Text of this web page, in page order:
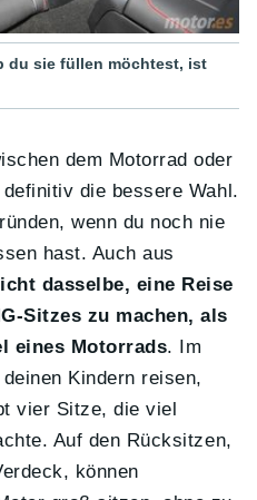
du sie füllen möchtest, ist
dem Motorrad oder
die bessere Wahl.
wenn du noch nie
hast. Auch aus
dasselbe, eine Reise
Sitzes zu machen, als
eines Motorrads. Im
Kindern reisen,
vier Sitze, die viel
Auf den Rücksitzen,
können